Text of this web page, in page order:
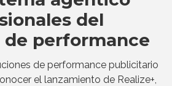
del
performance
de performance publicitario
el lanzamiento de Realize+,